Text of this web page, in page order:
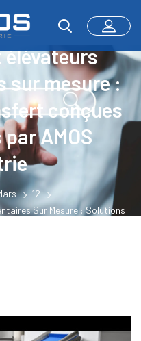
élévateurs
sur mesure :
conçues
AMOS
12
Sur Mesure : Solutions